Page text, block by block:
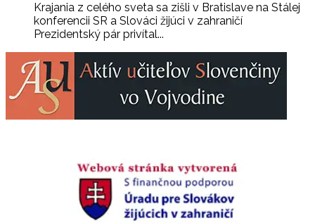
Krajania z celého sveta sa zišli v Bratislave na Stálej
konferencii SR a Slováci žijúci v zahraničí
Prezidentský pár privítal...